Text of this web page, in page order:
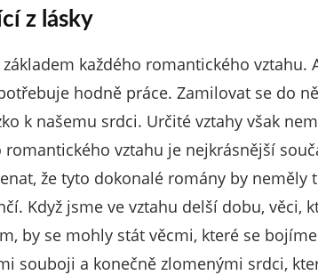
z lásky
základem každého romantického vztahu.
hodně práce. Zamilovat se do
k našemu srdci. Určité vztahy však
romantického vztahu je nejkrásnější
že tyto dokonalé romány by neměly
Když jsme ve vztahu delší dobu, věci,
by se mohly stát věcmi, které se
souboji a konečně zlomenými srdci,